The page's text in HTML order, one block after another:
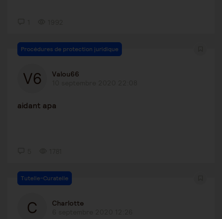
Procédures de protection juridique
Valou66
aidant apa
Tutelle-Curatelle
Charlotte